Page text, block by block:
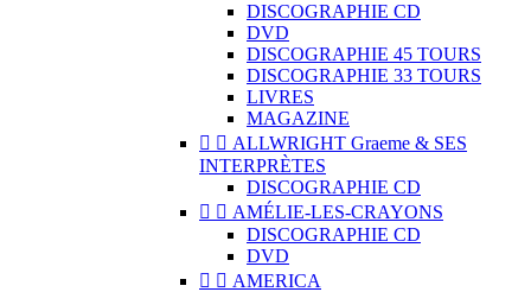
DISCOGRAPHIE CD
DVD
DISCOGRAPHIE 45 TOURS
DISCOGRAPHIE 33 TOURS
LIVRES
MAGAZINE
  ALLWRIGHT Graeme & SES
INTERPRÈTES
DISCOGRAPHIE CD
  AMÉLIE-LES-CRAYONS
DISCOGRAPHIE CD
DVD
  AMERICA